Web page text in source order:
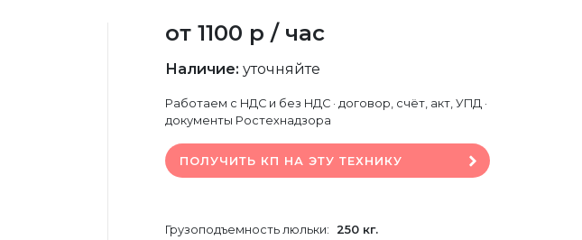
от 1100 р / час
Наличие: уточняйте
Работаем с НДС и без НДС · договор, счёт, акт, УПД ·
документы Ростехнадзора
ПОЛУЧИТЬ КП НА ЭТУ ТЕХНИКУ
Грузоподъемность люльки: 250 кг.